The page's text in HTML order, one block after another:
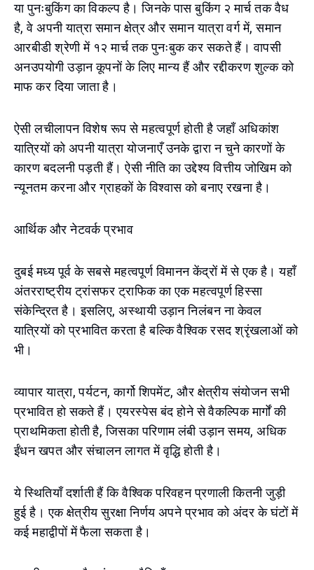
या पुनःबुकिंग का विकल्प है। जिनके पास बुकिंग २ मार्च तक वैध
है, वे अपनी यात्रा समान क्षेत्र और समान यात्रा वर्ग में, समान
आरबीडी श्रेणी में १२ मार्च तक पुनःबुक कर सकते हैं। वापसी
अनउपयोगी उड़ान कूपनों के लिए मान्य हैं और रद्दीकरण शुल्क को
माफ कर दिया जाता है।
ऐसी लचीलापन विशेष रूप से महत्वपूर्ण होती है जहाँ अधिकांश
यात्रियों को अपनी यात्रा योजनाएँ उनके द्वारा न चुने कारणों के
कारण बदलनी पड़ती हैं। ऐसी नीति का उद्देश्य वित्तीय जोखिम को
न्यूनतम करना और ग्राहकों के विश्वास को बनाए रखना है।
आर्थिक और नेटवर्क प्रभाव
दुबई मध्य पूर्व के सबसे महत्वपूर्ण विमानन केंद्रों में से एक है। यहाँ
अंतरराष्ट्रीय ट्रांसफर ट्राफिक का एक महत्वपूर्ण हिस्सा
संकेन्द्रित है। इसलिए, अस्थायी उड़ान निलंबन ना केवल
यात्रियों को प्रभावित करता है बल्कि वैश्विक रसद श्रृंखलाओं को
भी।
व्यापार यात्रा, पर्यटन, कार्गो शिपमेंट, और क्षेत्रीय संयोजन सभी
प्रभावित हो सकते हैं। एयरस्पेस बंद होने से वैकल्पिक मार्गों की
प्राथमिकता होती है, जिसका परिणाम लंबी उड़ान समय, अधिक
ईंधन खपत और संचालन लागत में वृद्धि होती है।
ये स्थितियाँ दर्शाती हैं कि वैश्विक परिवहन प्रणाली कितनी जुड़ी
हुई है। एक क्षेत्रीय सुरक्षा निर्णय अपने प्रभाव को अंदर के घंटों में
कई महाद्वीपों में फैला सकता है।